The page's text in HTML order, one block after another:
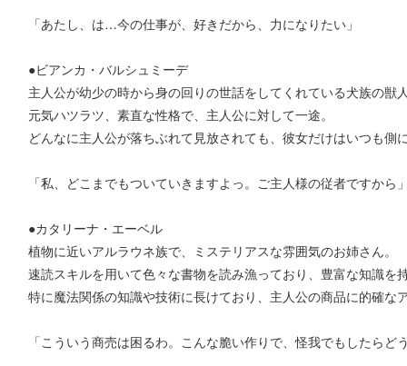
「あたし、は…今の仕事が、好きだから、力になりたい」
●ビアンカ・バルシュミーデ
主人公が幼少の時から身の回りの世話をしてくれている犬族の獣
元気ハツラツ、素直な性格で、主人公に対して一途。
どんなに主人公が落ちぶれて見放されても、彼女だけはいつも側
「私、どこまでもついていきますよっ。ご主人様の従者ですから
●カタリーナ・エーベル
植物に近いアルラウネ族で、ミステリアスな雰囲気のお姉さん。
速読スキルを用いて色々な書物を読み漁っており、豊富な知識を
特に魔法関係の知識や技術に長けており、主人公の商品に的確な
「こういう商売は困るわ。こんな脆い作りで、怪我でもしたらど